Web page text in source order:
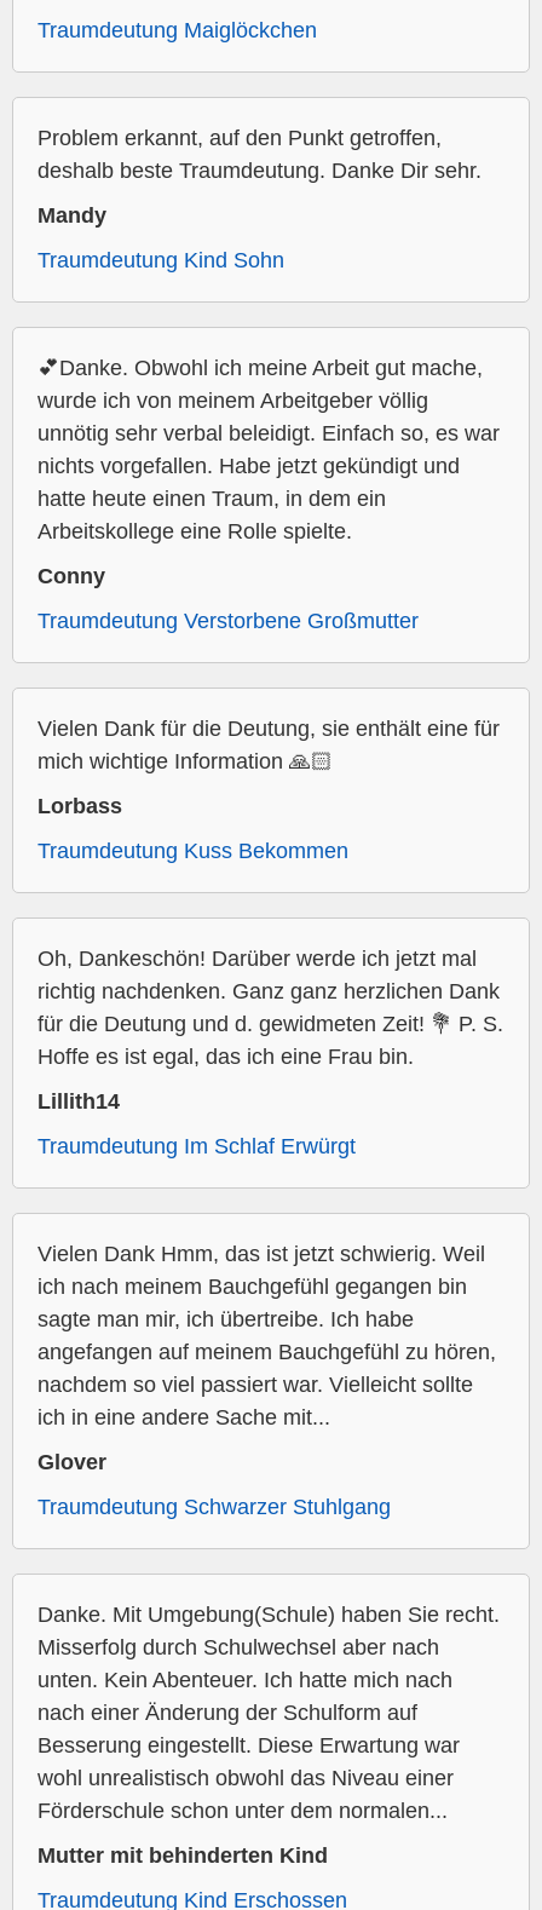
Traumdeutung Maiglöckchen
Problem erkannt, auf den Punkt getroffen,
deshalb beste Traumdeutung. Danke Dir sehr.
Mandy
Traumdeutung Kind Sohn
💕Danke. Obwohl ich meine Arbeit gut mache,
wurde ich von meinem Arbeitgeber völlig
unnötig sehr verbal beleidigt. Einfach so, es war
nichts vorgefallen. Habe jetzt gekündigt und
hatte heute einen Traum, in dem ein
Arbeitskollege eine Rolle spielte.
Conny
Traumdeutung Verstorbene Großmutter
Vielen Dank für die Deutung, sie enthält eine für
mich wichtige Information 🙏🏻
Lorbass
Traumdeutung Kuss Bekommen
Oh, Dankeschön! Darüber werde ich jetzt mal
richtig nachdenken. Ganz ganz herzlichen Dank
für die Deutung und d. gewidmeten Zeit! 💐 P. S.
Hoffe es ist egal, das ich eine Frau bin.
Lillith14
Traumdeutung Im Schlaf Erwürgt
Vielen Dank Hmm, das ist jetzt schwierig. Weil
ich nach meinem Bauchgefühl gegangen bin
sagte man mir, ich übertreibe. Ich habe
angefangen auf meinem Bauchgefühl zu hören,
nachdem so viel passiert war. Vielleicht sollte
ich in eine andere Sache mit...
Glover
Traumdeutung Schwarzer Stuhlgang
Danke. Mit Umgebung(Schule) haben Sie recht.
Misserfolg durch Schulwechsel aber nach
unten. Kein Abenteuer. Ich hatte mich nach
nach einer Änderung der Schulform auf
Besserung eingestellt. Diese Erwartung war
wohl unrealistisch obwohl das Niveau einer
Förderschule schon unter dem normalen...
Mutter mit behinderten Kind
Traumdeutung Kind Erschossen